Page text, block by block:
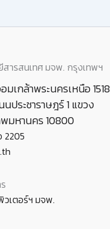
สารสนเทศ มจพ. กรุงเทพฯ
เกล้าพระนครเหนือ 1518
ประชาราษฎร์ 1 แขวง
มหานคร 10800
2205
เตอร์ฯ มจพ.